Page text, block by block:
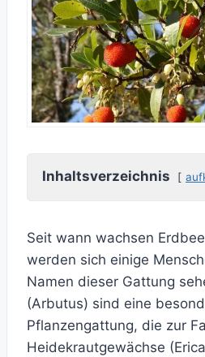
Inhaltsverzeichnis
Seit wann wachsen
werden sich einige
Namen dieser Gattung
(Arbutus) sind eine
Pflanzengattung, die zur
Heidekrautgewächse